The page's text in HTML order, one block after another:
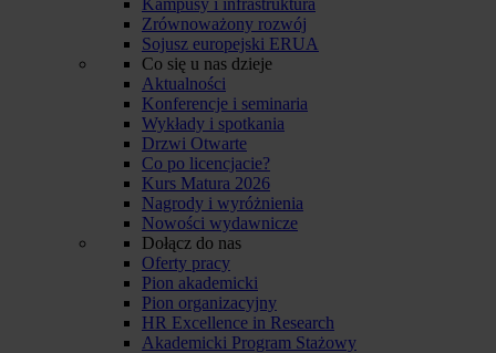
Zrównoważony rozwój
Sojusz europejski ERUA
Co się u nas dzieje
Aktualności
Konferencje i seminaria
Wykłady i spotkania
Drzwi Otwarte
Co po licencjacie?
Kurs Matura 2026
Nagrody i wyróżnienia
Nowości wydawnicze
Dołącz do nas
Oferty pracy
Pion akademicki
Pion organizacyjny
HR Excellence in Research
Akademicki Program Stażowy